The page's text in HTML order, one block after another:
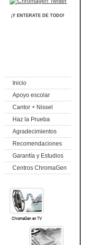
¡Y ENTERATE DE TODO!
Inicio
Apoyo escolar
Cantor + Nissel
Haz la Prueba
Agradecimientos
Recomendaciones
Garantía y Estudios
Centros ChromaGen